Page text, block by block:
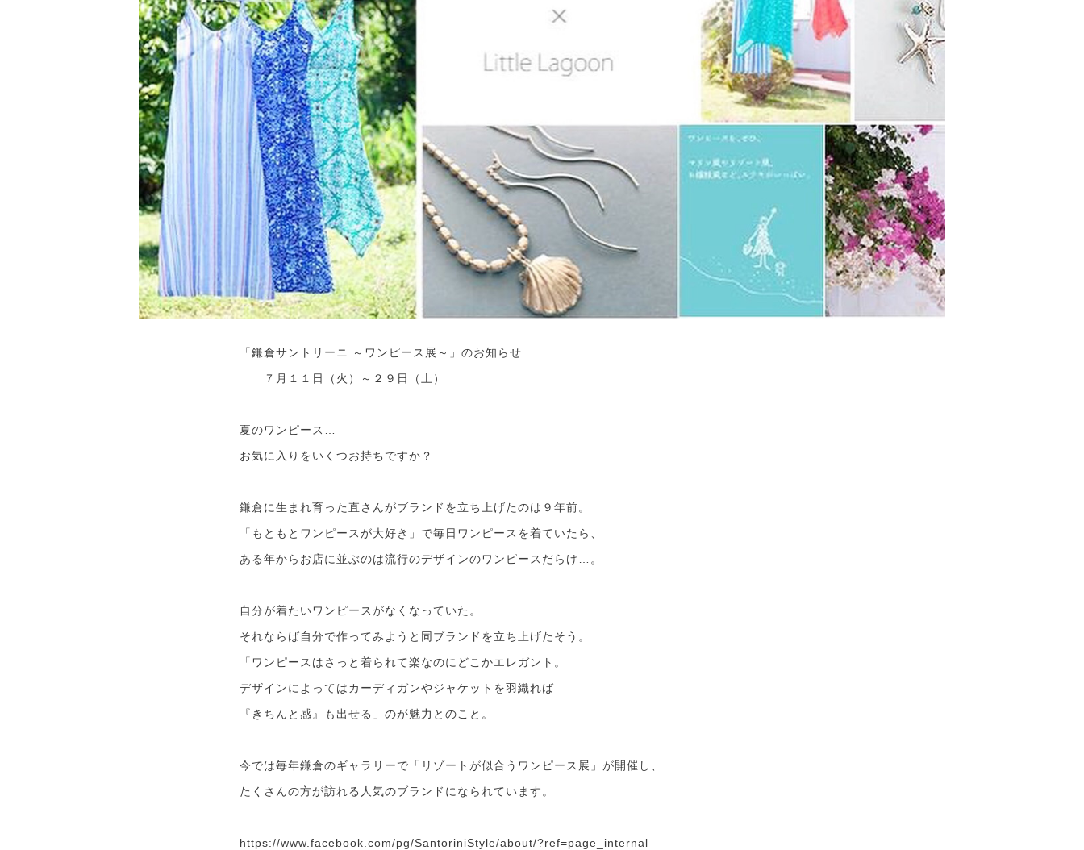
「鎌倉サントリーニ ～ワンピース展～」のお知らせ
７月１１日（火）～２９日（土）
夏のワンピース…
お気に入りをいくつお持ちですか？
鎌倉に生まれ育った直さんがブランドを立ち上げたのは９年前。
「もともとワンピースが大好き」で毎日ワンピースを着ていたら、
ある年からお店に並ぶのは流行のデザインのワンピースだらけ…。
自分が着たいワンピースがなくなっていた。
それならば自分で作ってみようと同ブランドを立ち上げたそう。
「ワンピースはさっと着られて楽なのにどこかエレガント。
デザインによってはカーディガンやジャケットを羽織れば
『きちんと感』も出せる」のが魅力とのこと。
今では毎年鎌倉のギャラリーで「リゾートが似合うワンピース展」が開催し、
たくさんの方が訪れる人気のブランドになられています。
https://www.facebook.com/pg/SantoriniStyle/about/?ref=page_internal